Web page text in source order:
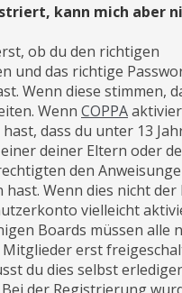
kann mich aber
ob du den richtigen
und das richtige
Wenn diese stimmen,
Wenn COPPA
dass du unter 13
deiner Eltern oder
den
Wenn dies nicht der
vielleicht
Boards müssen alle
erst
du dies selbst
der Registrierung